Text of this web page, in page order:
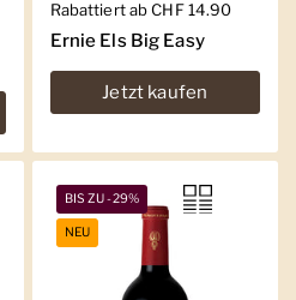
Regulärer Preis
Rabattiert ab CHF 14.90
Ernie Els Big Easy
Jetzt kaufen
BIS ZU -29%
NEU